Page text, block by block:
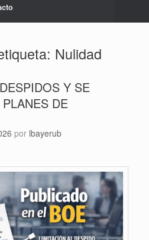
Nulidad
Y SE
DE
por lbayerub